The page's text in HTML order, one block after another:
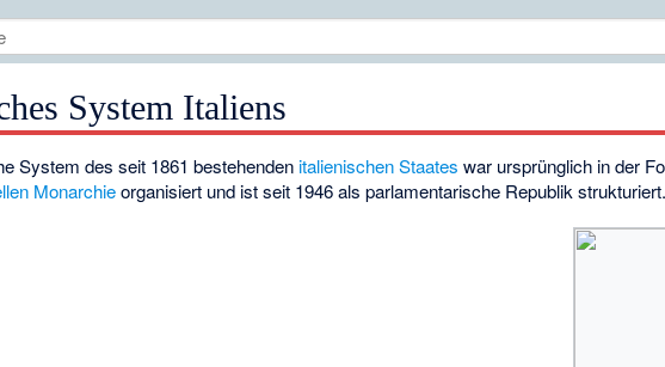
System Italiens
System des seit 1861 bestehenden italienischen Staates war ursprünglich in der
Monarchieorganisiert und ist seit 1946 alsparlamentarische Republikstrukturiert.